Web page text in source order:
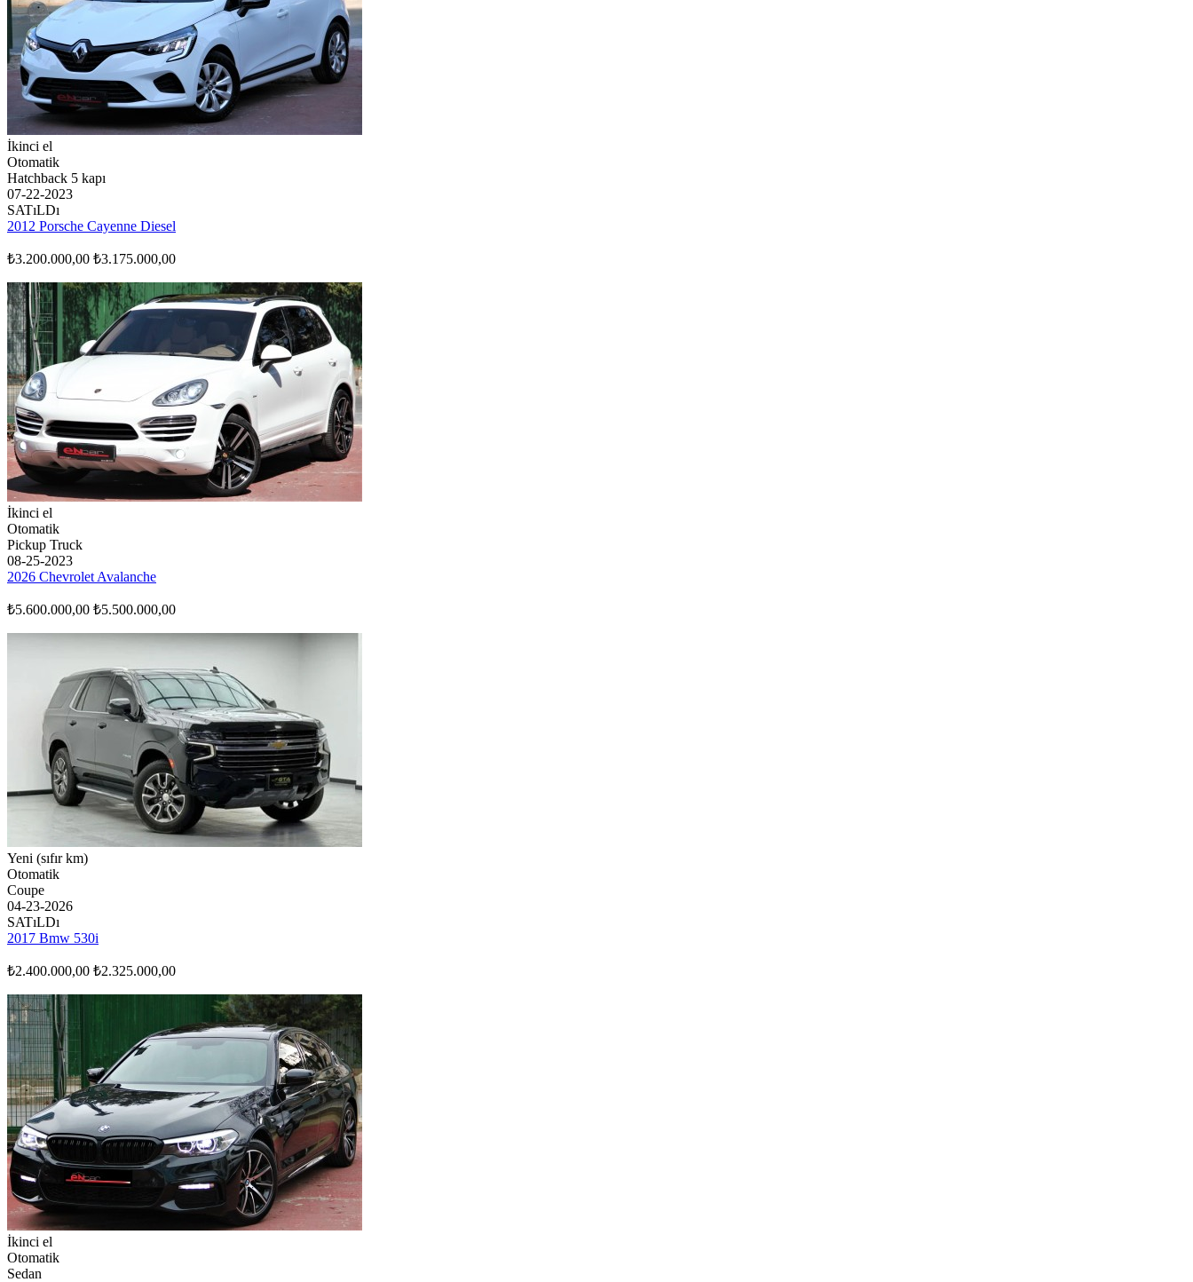
İkinci el
Otomatik
Hatchback 5 kapı
07-22-2023
SATıLDı
2012 Porsche Cayenne Diesel
₺3.200.000,00 ₺3.175.000,00
İkinci el
Otomatik
Pickup Truck
08-25-2023
2026 Chevrolet Avalanche
₺5.600.000,00 ₺5.500.000,00
Yeni (sıfır km)
Otomatik
Coupe
04-23-2026
SATıLDı
2017 Bmw 530i
₺2.400.000,00 ₺2.325.000,00
İkinci el
Otomatik
Sedan